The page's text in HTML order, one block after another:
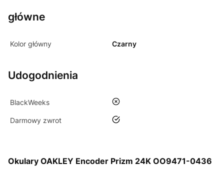
główne
Kolor główny Czarny
Udogodnienia
BlackWeeks nie
Darmowy zwrot tak
Okulary OAKLEY Encoder Prizm 24K OO9471-0436